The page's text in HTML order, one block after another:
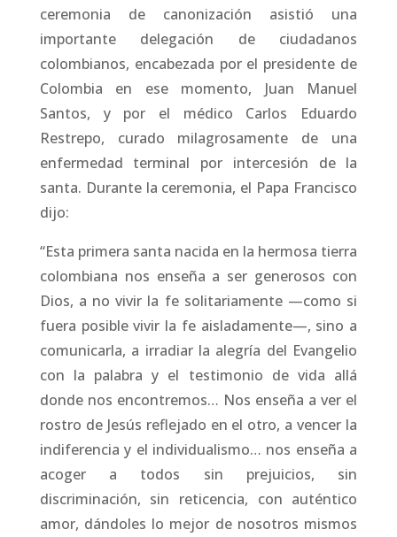
ceremonia de canonización asistió una
importante delegación de ciudadanos
colombianos, encabezada por el presidente de
Colombia en ese momento, Juan Manuel
Santos, y por el médico Carlos Eduardo
Restrepo, curado milagrosamente de una
enfermedad terminal por intercesión de la
santa. ​Durante la ceremonia, el Papa Francisco
dijo:
“Esta primera santa nacida en la hermosa tierra
colombiana nos enseña a ser generosos con
Dios, a no vivir la fe solitariamente —como si
fuera posible vivir la fe aisladamente—, sino a
comunicarla, a irradiar la alegría del Evangelio
con la palabra y el testimonio de vida allá
donde nos encontremos… Nos enseña a ver el
rostro de Jesús reflejado en el otro, a vencer la
indiferencia y el individualismo… nos enseña a
acoger a todos sin prejuicios, sin
discriminación, sin reticencia, con auténtico
amor, dándoles lo mejor de nosotros mismos